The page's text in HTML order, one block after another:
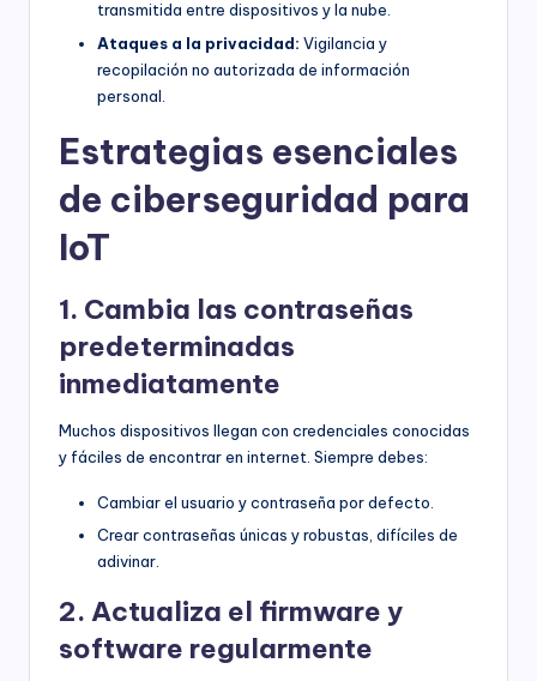
transmitida entre dispositivos y la nube.
Ataques a la privacidad: Vigilancia y
recopilación no autorizada de información
personal.
Estrategias esenciales
de ciberseguridad para
IoT
1. Cambia las contraseñas
predeterminadas
inmediatamente
Muchos dispositivos llegan con credenciales conocidas
y fáciles de encontrar en internet. Siempre debes:
Cambiar el usuario y contraseña por defecto.
Crear contraseñas únicas y robustas, difíciles de
adivinar.
2. Actualiza el firmware y
software regularmente